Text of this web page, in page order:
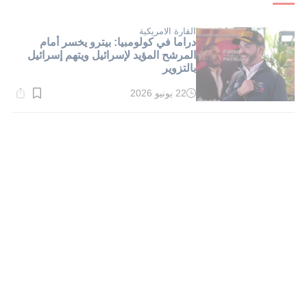
القارة الامريكية
دراما في كولومبيا: بيترو يخسر أمام
المرشح المؤيد لإسرائيل ويتهم إسرائيل
بالتزوير
وقت
22 يونيو 2026